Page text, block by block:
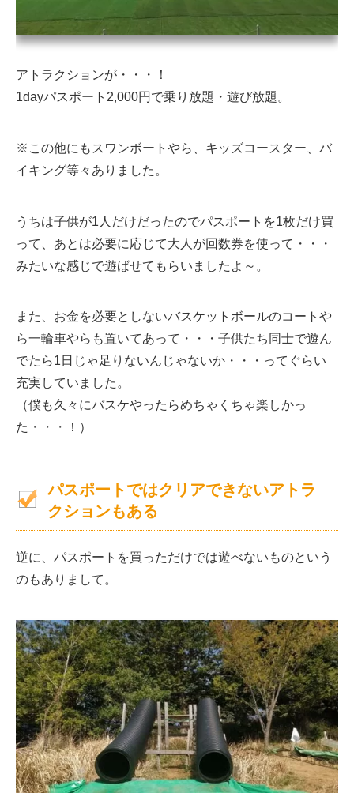
アトラクションが・・・！
1dayパスポート2,000円で乗り放題・遊び放題。
※この他にもスワンボートやら、キッズコースター、バ
イキング等々ありました。
うちは子供が1人だけだったのでパスポートを1枚だけ買
って、あとは必要に応じて大人が回数券を使って・・・
みたいな感じで遊ばせてもらいましたよ～。
また、お金を必要としないバスケットボールのコートや
ら一輪車やらも置いてあって・・・子供たち同士で遊ん
でたら1日じゃ足りないんじゃないか・・・ってぐらい
充実していました。
（僕も久々にバスケやったらめちゃくちゃ楽しかっ
た・・・！）
パスポートではクリアできないアトラ
クションもある
逆に、パスポートを買っただけでは遊べないものという
のもありまして。